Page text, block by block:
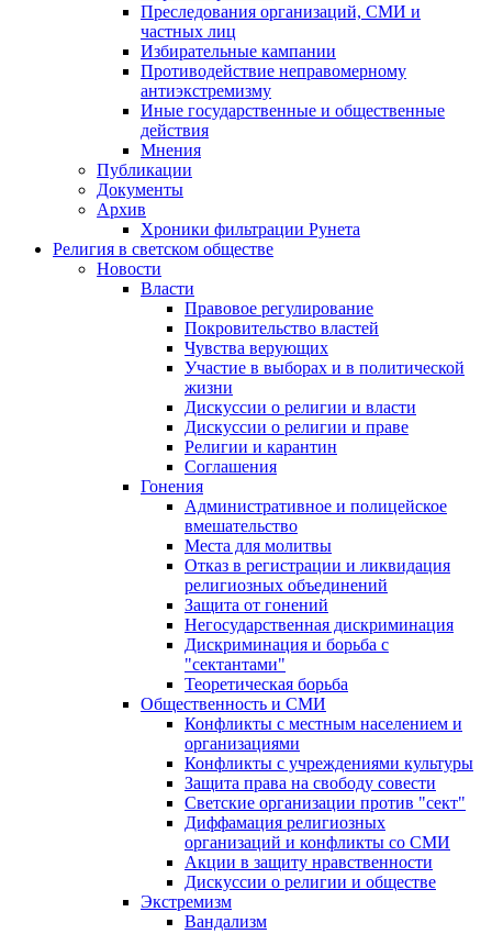
Преследования организаций, СМИ и
частных лиц
Избирательные кампании
Противодействие неправомерному
антиэкстремизму
Иные государственные и общественные
действия
Мнения
Публикации
Документы
Архив
Хроники фильтрации Рунета
Религия в светском обществе
Новости
Власти
Правовое регулирование
Покровительство властей
Чувства верующих
Участие в выборах и в политической
жизни
Дискуссии о религии и власти
Дискуссии о религии и праве
Религии и карантин
Соглашения
Гонения
Административное и полицейское
вмешательство
Места для молитвы
Отказ в регистрации и ликвидация
религиозных объединений
Защита от гонений
Негосударственная дискриминация
Дискриминация и борьба с
"сектантами"
Теоретическая борьба
Общественность и СМИ
Конфликты с местным населением и
организациями
Конфликты с учреждениями культуры
Защита права на свободу совести
Светские организации против "сект"
Диффамация религиозных
организаций и конфликты со СМИ
Акции в защиту нравственности
Дискуссии о религии и обществе
Экстремизм
Вандализм